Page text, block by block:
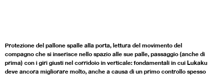
Protezione del pallone spalle alla porta, lettura del movimento del
compagno che si inserisce nello spazio alle sue palle, passaggio (anche di
prima) con i giri giusti nel corridoio in verticale: fondamentali in cui Lukaku
deve ancora migliorare molto, anche a causa di un primo controllo spesso